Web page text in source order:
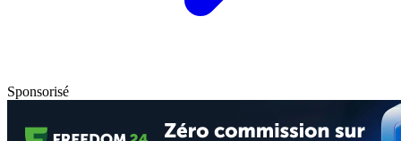
Sponsorisé